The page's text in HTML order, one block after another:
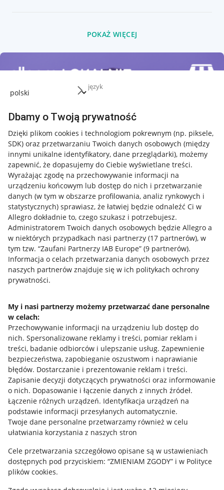
język
Dbamy o Twoją prywatność
Dzięki plikom cookies i technologiom pokrewnym (np. piksele,
SDK) oraz przetwarzaniu Twoich danych osobowych (między
innymi unikalne identyfikatory, dane przeglądarki), możemy
zapewnić, że dopasujemy do Ciebie wyświetlane treści.
Wyrażając zgodę na przechowywanie informacji na
urządzeniu końcowym lub dostęp do nich i przetwarzanie
danych (w tym w obszarze profilowania, analiz rynkowych i
statystycznych) sprawiasz, że łatwiej będzie odnaleźć Ci w
Allegro dokładnie to, czego szukasz i potrzebujesz.
Administratorem Twoich danych osobowych będzie Allegro a
w niektórych przypadkach nasi partnerzy (17 partnerów), w
tym tzw. “Zaufani Partnerzy IAB Europe” (9 partnerów).
Informacja o celach przetwarzania danych osobowych przez
naszych partnerów znajduje się w ich politykach ochrony
prywatności.
My i nasi partnerzy możemy przetwarzać dane personalne
w celach:
Przechowywanie informacji na urządzeniu lub dostęp do
nich. Spersonalizowane reklamy i treści, pomiar reklam i
treści, badanie odbiorców i ulepszanie usług. Zapewnienie
bezpieczeństwa, zapobieganie oszustwom i naprawianie
błędów. Dostarczanie i prezentowanie reklam i treści.
Zapisanie decyzji dotyczących prywatności oraz informowanie
o nich. Dopasowanie i łączenie danych z innych źródeł.
Łączenie różnych urządzeń. Identyfikacja urządzeń na
podstawie informacji przesyłanych automatycznie.
Twoje dane personalne przetwarzamy również w celu
ułatwiania korzystania z naszych stron
Cele przetwarzania szczegółowo opisane są w ustawieniach
dostępnych pod przyciskiem: “ZMIENIAM ZGODY” i w Polityce
plików cookies.
POKAŻ WIĘCEJ
Przydatne informacje
Jak to działa
Allegro Gadane dla sprzedających
Allegro Gadane dla kupujących
Mapa miejscowości
Informacje prawne
Regulamin
Polityka plików "cookies"
Ustawienia plików "cookies"
Udostępnianie lokalizacji
Informacje dla Aktu o Usługach Cyfrowych